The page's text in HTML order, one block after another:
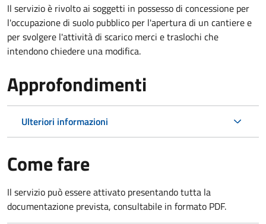
Il servizio è rivolto ai soggetti in possesso di concessione per
l'occupazione di suolo pubblico per l'apertura di un cantiere e
per svolgere l'attività di scarico merci e traslochi che
intendono chiedere una modifica.
Approfondimenti
Ulteriori informazioni
Come fare
Il servizio può essere attivato presentando tutta la
documentazione prevista, consultabile in formato PDF.